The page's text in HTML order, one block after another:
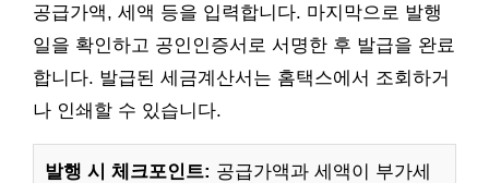
공급가액, 세액 등을 입력합니다. 마지막으로 발행
일을 확인하고 공인인증서로 서명한 후 발급을 완료
합니다. 발급된 세금계산서는 홈택스에서 조회하거
나 인쇄할 수 있습니다.
발행 시 체크포인트: 공급가액과 세액이 부가세